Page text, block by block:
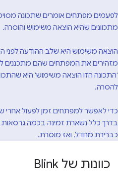
לפעמים מפתחים אומרים שתכונה
מתכוונים שהיא הוצאה משימוש והוסרה.
הוצאה משימוש היא שלב ההודעה לפני
מזהירים את המפתחים שהם מתכננים
'התכונה הזו הוצאה משימוש' היא
להסרה.
כדי לאפשר למפתחים זמן לפעול אחרי
כברירת מחדל, ואז מוסרת.
כוונות של Blink